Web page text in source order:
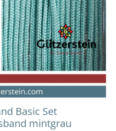
Basic Set
mintgrau
auf.
Die
Optionen
können
auf
der